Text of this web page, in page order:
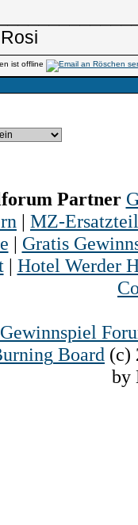
Partner
| MZ-
| Gratis
| Hotel Werder
Gewinnspiel
Board (c)
by